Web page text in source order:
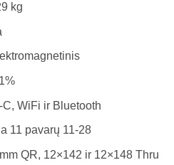
kg
WiFi ir Bluetooth
11 pavarų 11-28
QR, 12×142 ir 12×148 Thru